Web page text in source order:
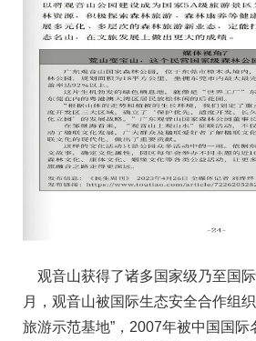
观音山获得了诸多国家级乃至国
月，观音山被国际生态安全合作组
旅游示范基地”，2007年被中国国际